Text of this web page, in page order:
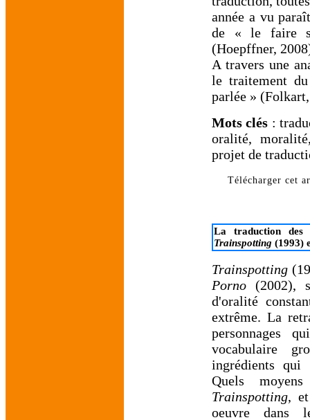
année a vu
de « le faire
(Hoepffner,
A travers une
le traitement
parlée »
Mots clés :
oralité,
projet de
Télécharger cet
La traduction des
Trainspotting (1993)
Trainspotting
Porno (2002),
d'oralité
extrême. La
personnages
vocabulaire
ingrédients qui
Quels
Trainspotting,
oeuvre dans